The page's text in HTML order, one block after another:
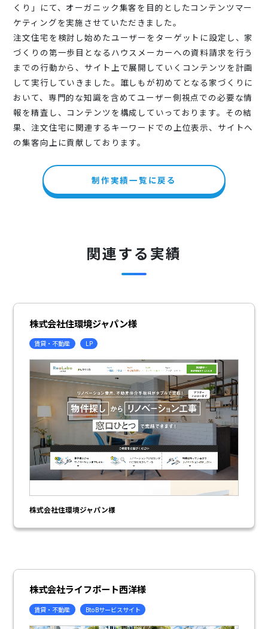
くり」にて、オーガニック集客を目的としたコンテンツマー
ケティングを実施させていただきました。
注文住宅を検討し始めたユーザーをターゲットに設定し、家
づくりの第一歩目となるハウスメーカーへの資料請求を行う
までの行動から、サイト上で展開していくコンテンツを計画
して実行していきました。誰しもが初めてとなる家づくりに
おいて、専門的な知識を含めてユーザー側視点での必要な情
報を精査し、コンテンツを構成していっております。その結
果、注文住宅に関連するキーワードでの上位表示、サイトへ
の集客向上に貢献しております。
制作実績一覧に戻る
関連する実績
株式会社住環境ジャパン様
賃貸・不動産 LP
株式会社住環境ジャパン様
株式会社ライフポート西洋様
賃貸・不動産 BtoBサービスサイト